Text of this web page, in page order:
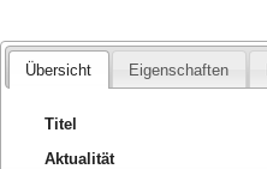
Übersicht Eigenschaften
Titel
Aktualität